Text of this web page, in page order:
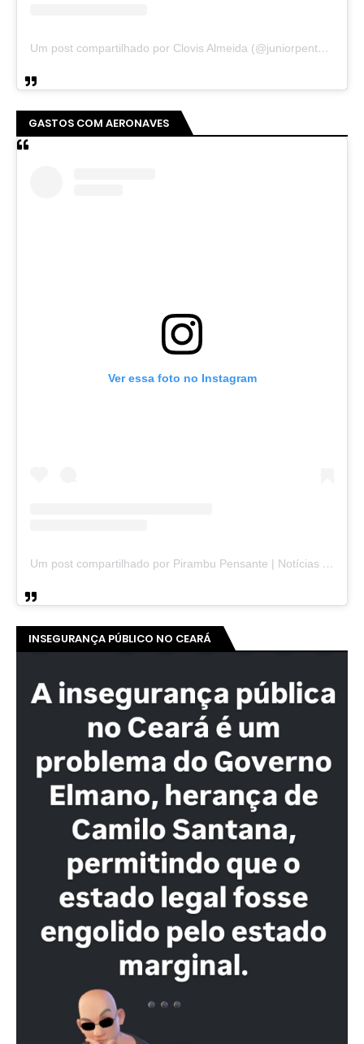
Um post compartilhado por Clovis Almeida (@juniorpentecoste01)
GASTOS COM AERONAVES
Ver essa foto no Instagram
Um post compartilhado por Pirambu Pensante | Notícias & Entretenimento (@pirambupensante)
INSEGURANÇA PÚBLICO NO CEARÁ